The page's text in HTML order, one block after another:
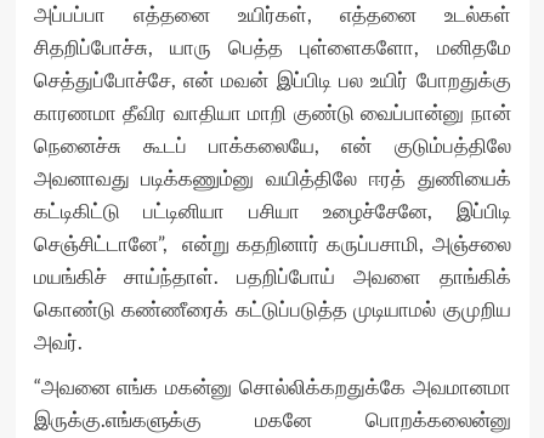
அப்பப்பா எத்தனை உயிர்கள், எத்தனை உடல்கள்
சிதறிப்போச்சு, யாரு பெத்த புள்ளைகளோ, மனிதமே
செத்துப்போச்சே, என் மவன் இப்பிடி பல உயிர் போறதுக்கு
காரணமா தீவிர வாதியா மாறி குண்டு வைப்பான்னு நான்
நெனைச்சு கூடப் பாக்கலையே, என் குடும்பத்திலே
அவனாவது படிக்கணும்னு வயித்திலே ஈரத் துணியைக்
கட்டிகிட்டு பட்டினியா பசியா உழைச்சேனே, இப்பிடி
செஞ்சிட்டானே”, என்று கதறினார் கருப்பசாமி, அஞ்சலை
மயங்கிச் சாய்ந்தாள். பதறிப்போய் அவளை தாங்கிக்
கொண்டு கண்ணீரைக் கட்டுப்படுத்த முடியாமல் குமுறிய
அவர்.
“அவனை எங்க மகன்னு சொல்லிக்கறதுக்கே அவமானமா
இருக்கு.எங்களுக்கு மகனே பொறக்கலைன்னு